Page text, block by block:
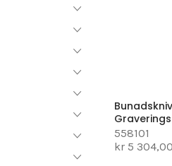
558101
kr 5 304,00